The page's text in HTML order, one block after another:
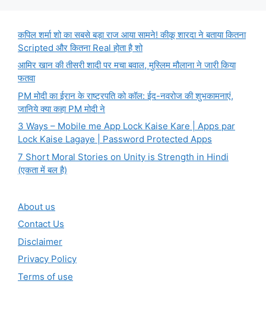
कपिल शर्मा शो का सबसे बड़ा राज आया सामने! कीकू शारदा ने बताया कितना
Scripted और कितना Real होता है शो
आमिर खान की तीसरी शादी पर मचा बवाल, मुस्लिम मौलाना ने जारी किया
फतवा
PM मोदी का ईरान के राष्ट्रपति को कॉल: ईद-नवरोज की शुभकामनाएं,
जानिये क्या कहा PM मोदी ने
3 Ways – Mobile me App Lock Kaise Kare | Apps par
Lock Kaise Lagaye | Password Protected Apps
7 Short Moral Stories on Unity is Strength in Hindi
(एकता में बल है)
About us
Contact Us
Disclaimer
Privacy Policy
Terms of use